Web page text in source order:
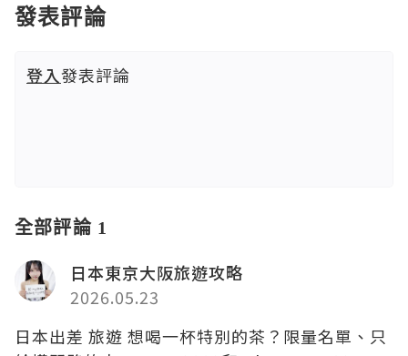
發表評論
登入發表評論
全部評論 1
日本東京大阪旅遊攻略
2026.05.23
日本出差 旅遊 想喝一杯特別的茶？限量名單、只